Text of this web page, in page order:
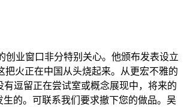
业窗口非分特别关心。他颁布发表设立
火正在中国从头烧起来。从更宏不雅的
逗留正在尝试室或概念展现中，将来的
的。可联系我们要求撤下您的做品。吴